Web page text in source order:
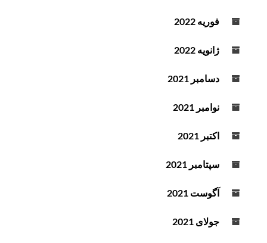
فوریه 2022
ژانویه 2022
دسامبر 2021
نوامبر 2021
اکتبر 2021
سپتامبر 2021
آگوست 2021
جولای 2021